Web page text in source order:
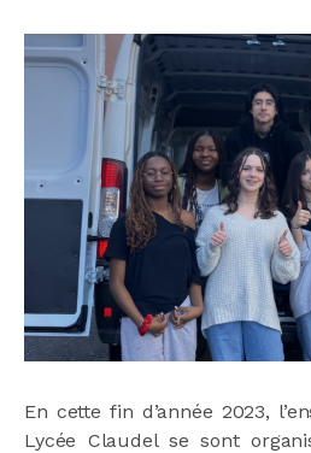
En cette fin d’année 2023,
Lycée Claudel se sont